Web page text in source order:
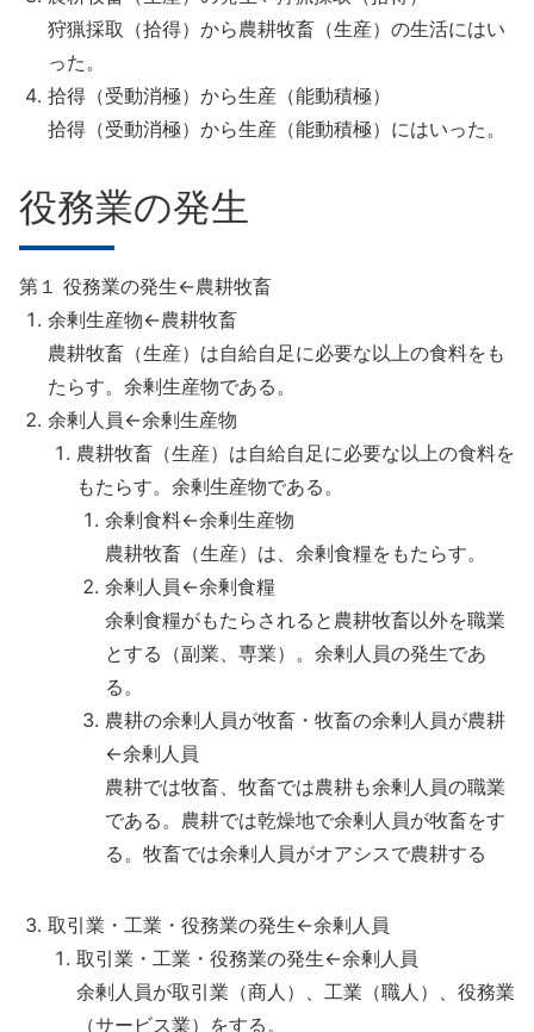
狩猟採取（拾得）から農耕牧畜（生産）の生活にはい
った。
拾得（受動消極）から生産（能動積極）
拾得（受動消極）から生産（能動積極）にはいった。
役務業の発生
第１ 役務業の発生←農耕牧畜
余剰生産物←農耕牧畜
農耕牧畜（生産）は自給自足に必要な以上の食料をも
たらす。余剰生産物である。
余剰人員←余剰生産物
農耕牧畜（生産）は自給自足に必要な以上の食料を
もたらす。余剰生産物である。
余剰食料←余剰生産物
農耕牧畜（生産）は、余剰食糧をもたらす。
余剰人員←余剰食糧
余剰食糧がもたらされると農耕牧畜以外を職業
とする（副業、専業）。余剰人員の発生であ
る。
農耕の余剰人員が牧畜・牧畜の余剰人員が農耕
←余剰人員
農耕では牧畜、牧畜では農耕も余剰人員の職業
である。農耕では乾燥地で余剰人員が牧畜をす
る。牧畜では余剰人員がオアシスで農耕する
取引業・工業・役務業の発生←余剰人員
取引業・工業・役務業の発生←余剰人員
余剰人員が取引業（商人）、工業（職人）、役務業
（サービス業）をする。